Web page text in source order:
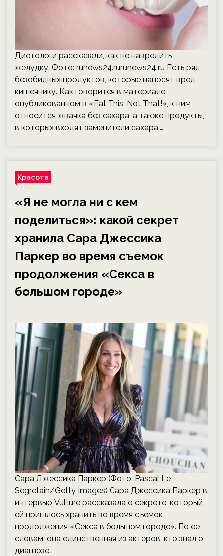
Диетологи рассказали, как не навредить
желудку. Фото: runews24.rurunews24.ru Есть ряд
безобидных продуктов, которые наносят вред
кишечнику. Как говорится в материале,
опубликованном в «Eat This, Not That!», к ним
относится жвачка без сахара, а также продукты,
в которых входят заменители сахара.…
Красота
«Я не могла ни с кем
поделиться»: какой секрет
хранила Сара Джессика
Паркер во время съемок
продолжения «Секса в
большом городе»
Сара Джессика Паркер (Фото: Pascal Le
Segretain/Getty Images) Сара Джессика Паркер в
интервью Vulture рассказала о секрете, который
ей пришлось хранить во время съемок
продолжения «Секса в большом городе». По ее
словам, она единственная из актеров, кто знал о
диагнозе…